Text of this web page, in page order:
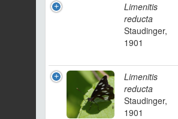
Limenitis
reducta
Staudinger,
1901
Limenitis
reducta
Staudinger,
1901